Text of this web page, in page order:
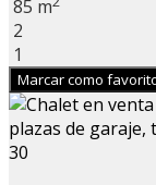
85 m
2
1
Marcar como
30